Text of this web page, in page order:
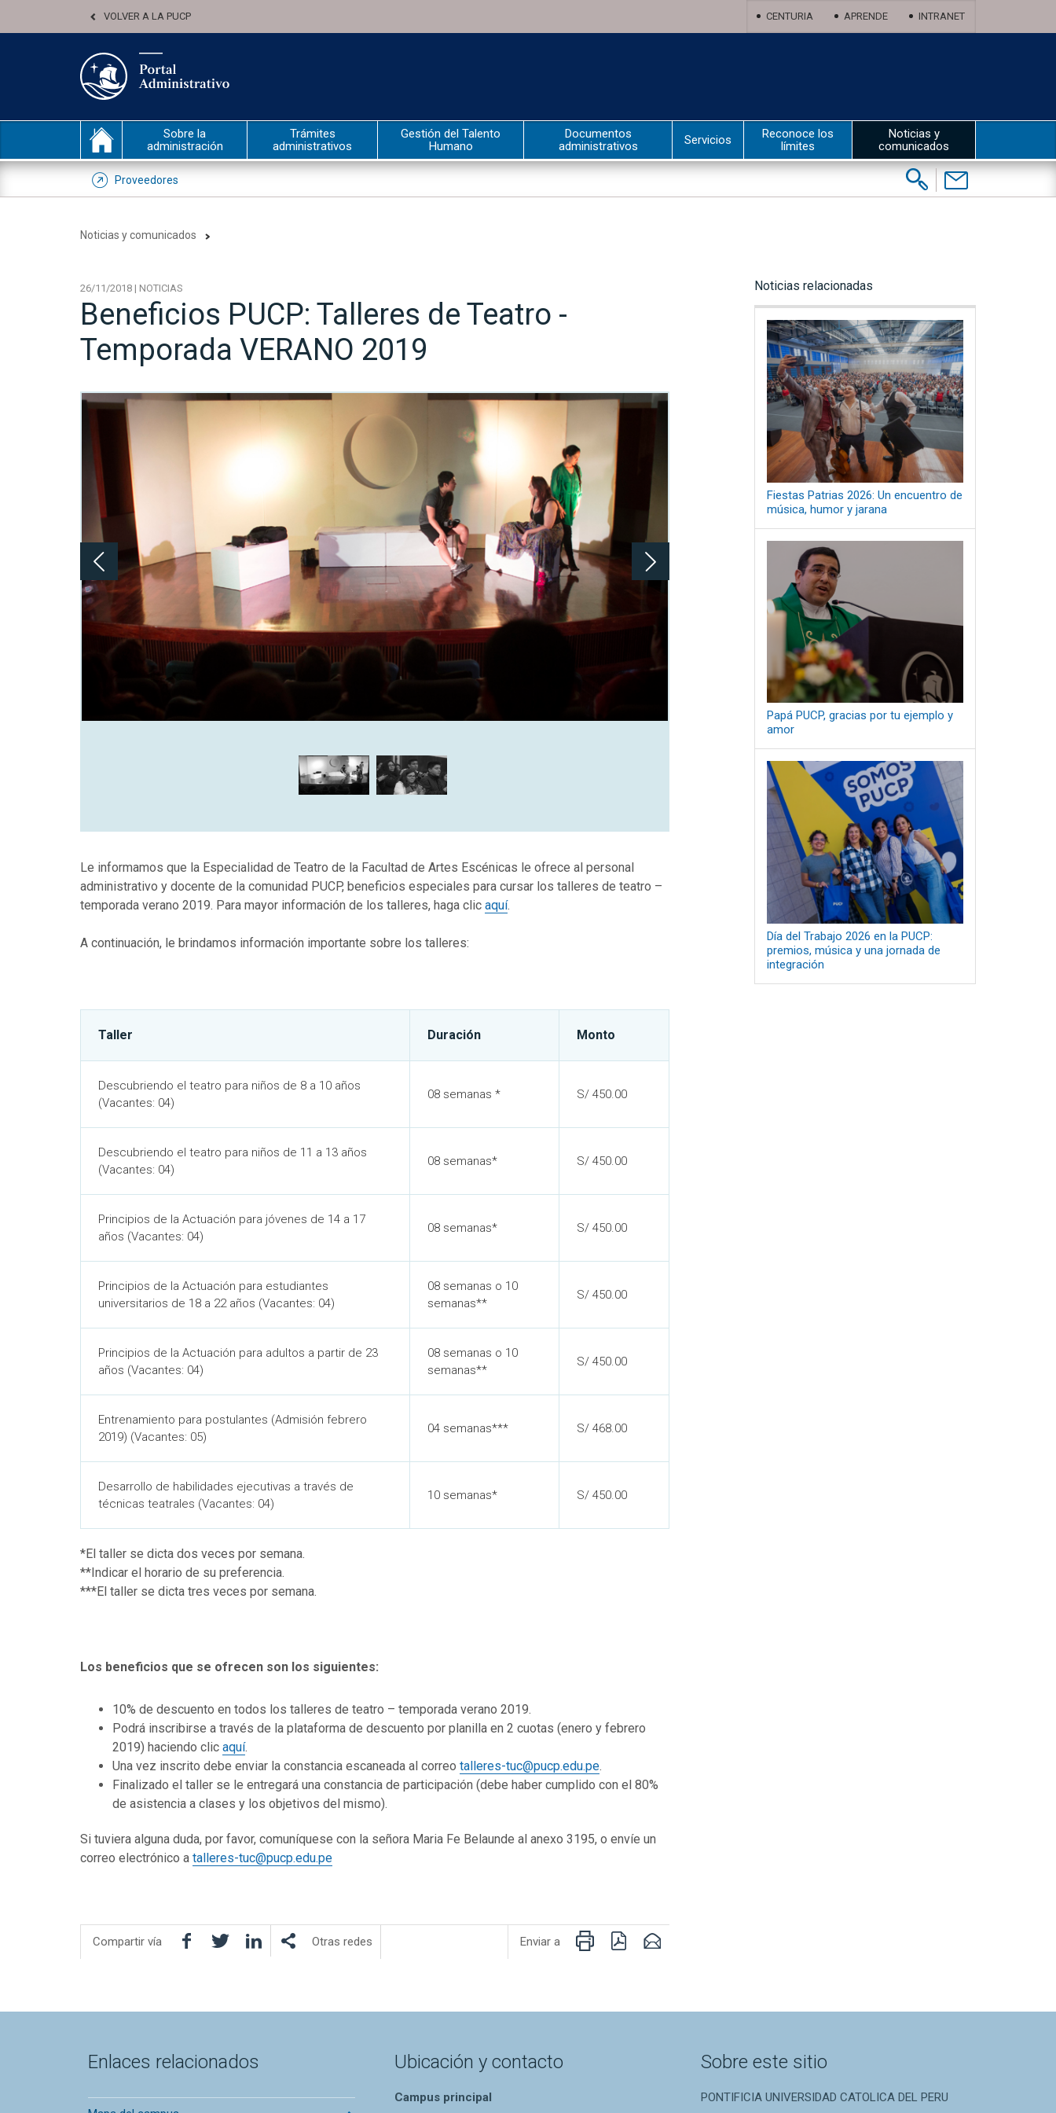
VOLVER A LA PUCP CENTURIA APRENDE INTRANET
Sobre la
administración
Trámites
administrativos
Gestión del Talento
Humano
Documentos
administrativos
Servicios
Reconoce los
límites
Noticias y
comunicados
Proveedores Buscar:
Contáctenos
Noticias y comunicados
26/11/2018 | NOTICIAS
Beneficios PUCP: Talleres de Teatro -
Temporada VERANO 2019
Le informamos que la Especialidad de Teatro de la Facultad de Artes Escénicas le ofrece al personal
administrativo y docente de la comunidad PUCP, beneficios especiales para cursar los talleres de teatro –
temporada verano 2019. Para mayor información de los talleres, haga clic aquí.
A continuación, le brindamos información importante sobre los talleres:
Taller Duración Monto
Descubriendo el teatro para niños de 8 a 10 años
(Vacantes: 04)
08 semanas * S/ 450.00
Descubriendo el teatro para niños de 11 a 13 años
(Vacantes: 04)
08 semanas* S/ 450.00
Principios de la Actuación para jóvenes de 14 a 17
años (Vacantes: 04)
08 semanas* S/ 450.00
Principios de la Actuación para estudiantes
universitarios de 18 a 22 años (Vacantes: 04)
08 semanas o 10
semanas**
S/ 450.00
Principios de la Actuación para adultos a partir de 23
años (Vacantes: 04)
08 semanas o 10
semanas**
S/ 450.00
Entrenamiento para postulantes (Admisión febrero
2019) (Vacantes: 05)
04 semanas*** S/ 468.00
Desarrollo de habilidades ejecutivas a través de
técnicas teatrales (Vacantes: 04)
10 semanas* S/ 450.00
*El taller se dicta dos veces por semana.
**Indicar el horario de su preferencia.
***El taller se dicta tres veces por semana.
Los beneficios que se ofrecen son los siguientes:
10% de descuento en todos los talleres de teatro – temporada verano 2019.
Podrá inscribirse a través de la plataforma de descuento por planilla en 2 cuotas (enero y febrero
2019) haciendo clic aquí.
Una vez inscrito debe enviar la constancia escaneada al correo talleres-tuc@pucp.edu.pe.
Finalizado el taller se le entregará una constancia de participación (debe haber cumplido con el 80%
de asistencia a clases y los objetivos del mismo).
Si tuviera alguna duda, por favor, comuníquese con la señora Maria Fe Belaunde al anexo 3195, o envíe un
correo electrónico a talleres-tuc@pucp.edu.pe
Compartir vía FacebookTwitter LinkedIn Otras redes Enviar a ImprimirPDF Email
Noticias relacionadas
Fiestas Patrias 2026: Un encuentro de
música, humor y jarana
Papá PUCP, gracias por tu ejemplo y
amor
Día del Trabajo 2026 en la PUCP:
premios, música y una jornada de
integración
Enlaces relacionados Ubicación y contacto
Campus principal
Sobre este sitio
PONTIFICIA UNIVERSIDAD CATOLICA DEL PERU